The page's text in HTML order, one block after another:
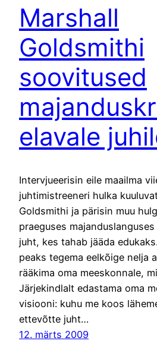
Marshall
Goldsmithi
soovitused
elavale
Intervjueerisin eile maailma
juhtimistreeneri hulka
Goldsmithi ja pärisin muu
praeguses
juht, kes tahab jääda
peaks tegema eelkõige nelja
rääkima oma meeskonnale,
Järjekindlalt edastama oma
visiooni: kuhu me koos
ettevõtte juht…
12. märts 2009